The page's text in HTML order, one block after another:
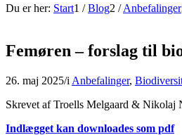
Du er her: Start1 / Blog2 / Anbefalinger
Femøren – forslag til
26. maj 2025/i Anbefalinger,
Skrevet af Troells Melgaard & Nikolaj
Indlægget kan downloades som pdf